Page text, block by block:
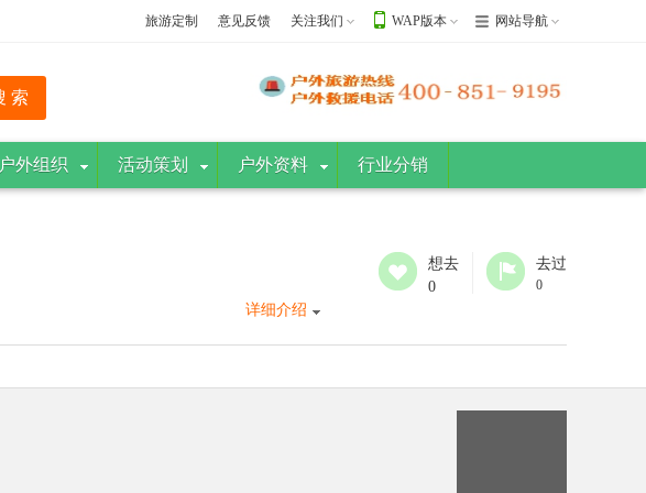
旅游定制 意见反馈 关注我们 WAP版本 网站导航
户外组织 活动策划 户外资料 行业分销
想去
0
去过
0
详细介绍